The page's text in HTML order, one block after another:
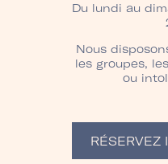
Du lundi au
Nous
les groupes,
ou
RÉSERVEZ